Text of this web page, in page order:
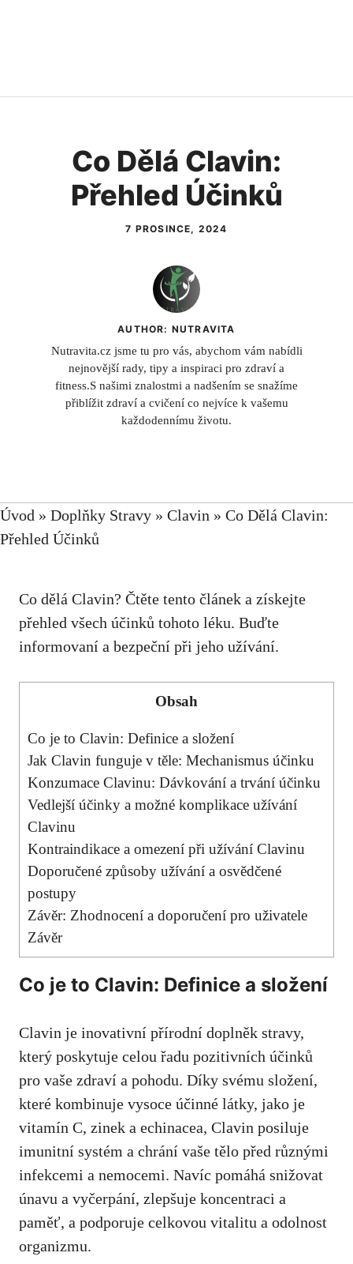
Co Dělá Clavin:
Přehled Účinků
7 PROSINCE, 2024
AUTHOR: NUTRAVITA
Nutravita.cz jsme tu pro vás, abychom vám nabídli
nejnovější rady, tipy a inspiraci pro zdraví a
fitness.S našimi znalostmi a nadšením se snažíme
přiblížit zdraví a cvičení co nejvíce k vašemu
každodennímu životu.
Úvod » Doplňky Stravy » Clavin » Co Dělá Clavin:
Přehled Účinků
Co dělá Clavin? Čtěte tento článek a získejte
přehled všech účinků tohoto léku. Buďte
informovaní a bezpeční při jeho užívání.
Obsah
Co je to Clavin: Definice a složení
Jak Clavin funguje v těle: Mechanismus účinku
Konzumace Clavinu: Dávkování a trvání účinku
Vedlejší účinky a možné komplikace užívání
Clavinu
Kontraindikace a omezení při užívání Clavinu
Doporučené způsoby užívání a osvědčené
postupy
Závěr: Zhodnocení a doporučení pro uživatele
Závěr
Co je to Clavin: Definice a složení
Clavin je inovativní přírodní doplněk stravy,
který poskytuje celou řadu pozitivních účinků
pro vaše zdraví a pohodu. Díky svému složení,
které kombinuje vysoce účinné látky, jako je
vitamín C, zinek a echinacea, Clavin posiluje
imunitní systém a chrání vaše tělo před různými
infekcemi a nemocemi. Navíc pomáhá snižovat
únavu a vyčerpání, zlepšuje koncentraci a
paměť, a podporuje celkovou vitalitu a odolnost
organizmu.